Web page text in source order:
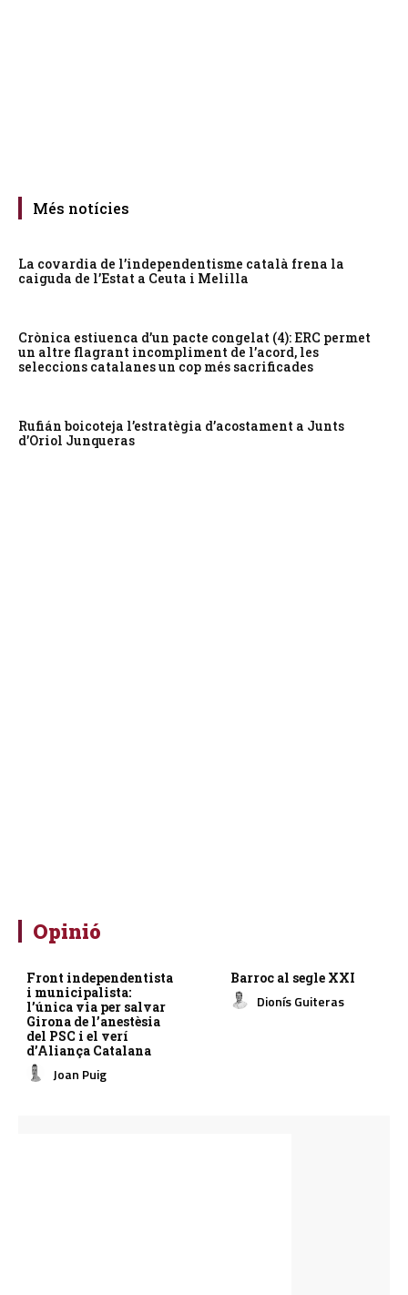
Més notícies
La covardia de l’independentisme català frena la
caiguda de l’Estat a Ceuta i Melilla
Crònica estiuenca d’un pacte congelat (4): ERC permet
un altre flagrant incompliment de l’acord, les
seleccions catalanes un cop més sacrificades
Rufián boicoteja l’estratègia d’acostament a Junts
d’Oriol Junqueras
Opinió
Front independentista
i municipalista:
l’única via per salvar
Girona de l’anestèsia
del PSC i el verí
d’Aliança Catalana
Joan Puig
Barroc al segle XXI
Dionís Guiteras